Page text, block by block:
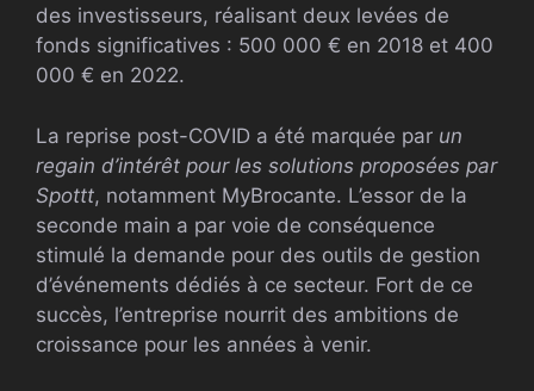
des investisseurs, réalisant deux levées de
fonds significatives : 500 000 € en 2018 et 400
000 € en 2022.
La reprise post-COVID a été marquée par un
regain d’intérêt pour les solutions proposées par
Spottt, notamment MyBrocante. L’essor de la
seconde main a par voie de conséquence
stimulé la demande pour des outils de gestion
d’événements dédiés à ce secteur. Fort de ce
succès, l’entreprise nourrit des ambitions de
croissance pour les années à venir.